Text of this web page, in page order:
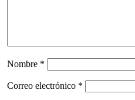
Nombre *
Correo electrónico *